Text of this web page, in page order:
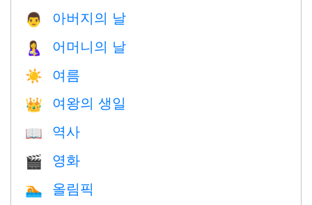
👨 아버지의 날
🤱 어머니의 날
☀️ 여름
👑 여왕의 생일
📖 역사
🎬 영화
🏊 올림픽